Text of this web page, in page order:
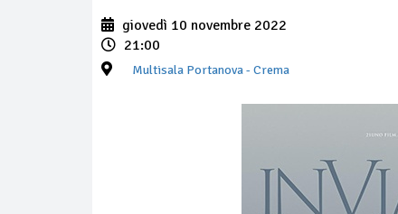
giovedì 10 novembre 2022
21:00
Multisala Portanova- Crema